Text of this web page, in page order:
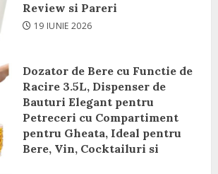
Review si Pareri
19 IUNIE 2026
Dozator de Bere cu Functie de
Racire 3.5L, Dispenser de
Bauturi Elegant pentru
Petreceri cu Compartiment
pentru Gheata, Ideal pentru
Bere, Vin, Cocktailuri si